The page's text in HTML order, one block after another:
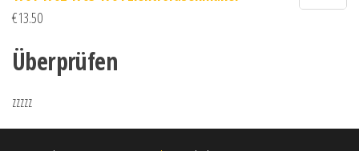
€13.50
Überprüfen
zzzzz